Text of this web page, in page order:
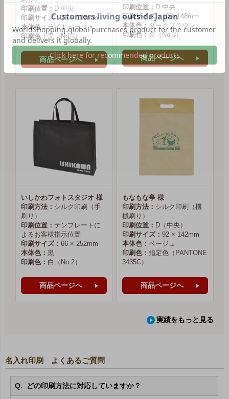
印刷位置： D 中央
印刷サイズ：26 × 100mm
本体色：ライトベージュ
印刷色：黒（No.1）
商品ページへ
印刷位置： D 中央
印刷サイズ：100×148mm
本体色： ダークブラウン
印刷色： 金（No.3）
商品ページへ
いしかわフォトスタジオ 様
印刷方法： シルク印刷（手
刷り）
印刷位置： テンプレートに
よるお客様指示位置
印刷サイズ： 66 × 252mm
本体色： 黒
印刷色： 白（No.2）
商品ページへ
もなもな亭 様
印刷方法： シルク印刷（機
械刷り）
印刷位置： D（中央）
印刷サイズ： 92 × 142mm
本体色： ベージュ
印刷色： 指定色（PANTONE
3435C）
商品ページへ
実績をもっと見る
名入れ印刷 よくあるご質問
どの印刷方法に対応していますか？